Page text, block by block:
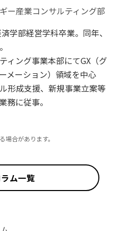
ー産業コンサルティング部
学部経営学科卒業。同年、
ィング事業本部にてGX（グ
メーション）領域を中心
形成支援、新規事業立案等
務に従事。
合があります。
ム一覧